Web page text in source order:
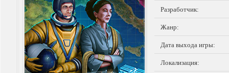
Разработчик:
Жанр:
Дата выхода игры:
Локализация: